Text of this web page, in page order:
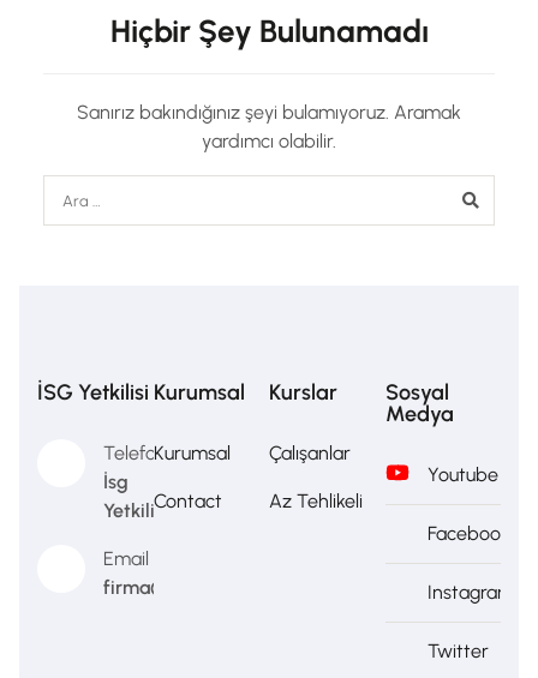
Hiçbir Şey Bulunamadı
Sanırız bakındığınız şeyi bulamıyoruz. Aramak
yardımcı olabilir.
İSG Yetkilisi
Telefon
İsg
Yetkilisi
Email
firma@firma.com
Kurumsal
Kurumsal
Contact
Kurslar
Çalışanlar
Az Tehlikeli
Sosyal
Medya
Youtube
Facebook
Instagram
Twitter